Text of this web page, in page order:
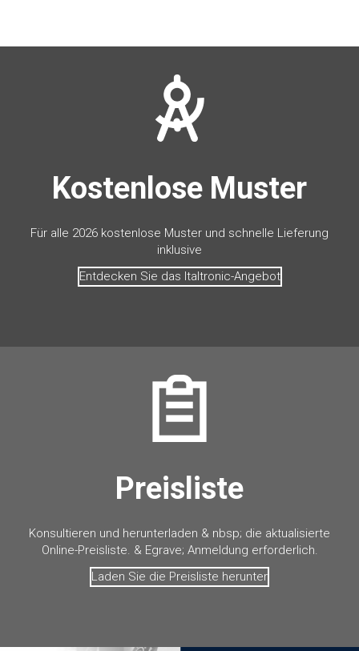
Kostenlose Muster
Für alle 2026 kostenlose Muster und schnelle Lieferung
inklusive
Entdecken Sie das Italtronic-Angebot
Preisliste
Konsultieren und herunterladen & nbsp; die aktualisierte
Online-Preisliste. & Egrave; Anmeldung erforderlich.
Laden Sie die Preisliste herunter